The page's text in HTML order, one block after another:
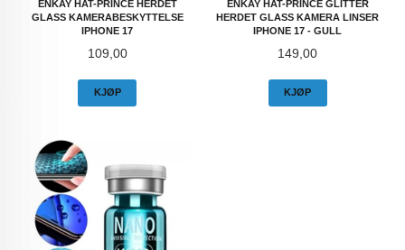
ENKAY HAT-PRINCE HERDET
GLASS KAMERABESKYTTELSE
IPHONE 17
Pris
109,00
KJØP
ENKAY HAT-PRINCE GLITTER
HERDET GLASS KAMERA LINSER
IPHONE 17 - GULL
Pris
149,00
KJØP